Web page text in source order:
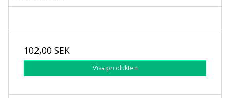
102,00 SEK
Visa produkten